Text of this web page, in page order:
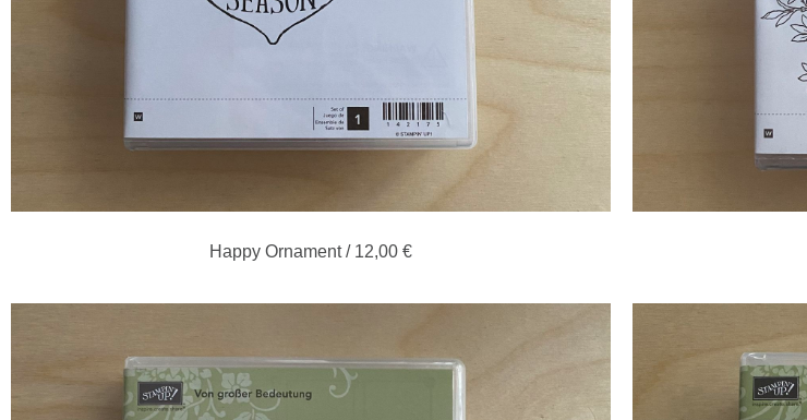
Happy Ornament / 12,00 €